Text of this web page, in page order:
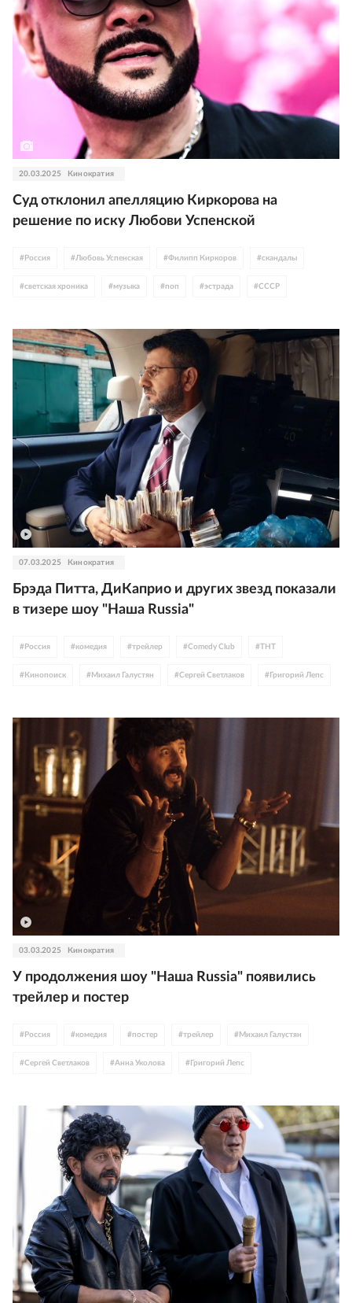
20.03.2025 Кинократия
Суд отклонил апелляцию Киркорова на
решение по иску Любови Успенской
# Россия #Любовь Успенская #Филипп Киркоров #скандалы
#светская хроника #музыка #поп #эстрада #СССР
07.03.2025 Кинократия
Брэда Питта, ДиКаприо и других звезд показали
в тизере шоу "Наша Russia"
# Россия #комедия #трейлер #Comedy Club #ТНТ
# Кинопоиск # Михаил Галустян #Сергей Светлаков # Григорий Лепс
Любовь Успенская #
Вин Дизель Райан Гослинг # Марлон Брандо
Мэттью Макконахи Киану Ривз Леонардо ДиКаприо
03.03.2025 Кинократия
У продолжения шоу "Наша Russia" появились
трейлер и постер
# Россия #комедия #постер #трейлер # Михаил Галустян
#Сергей Светлаков #Анна Уколова # Григорий Лепс
Любовь Успенская #Люся Чеботина # Стас Михайлов
Гарик Мартиросян #ТНТ Кинопоиск #телевидение